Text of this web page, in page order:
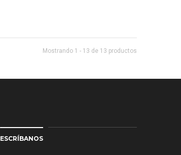
Mostrando 1 - 13 de 13 productos
ESCRÍBANOS